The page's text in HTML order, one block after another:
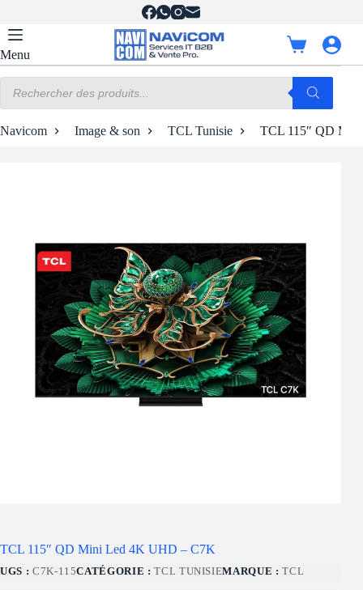
contenu
Menu
Panier
d’achat
produits
Navicom Image & son TCL Tunisie TCL 115″ QD
TCL 115″ QD Mini Led 4K UHD – C7K
UGS : C7K-115CATÉGORIE :TCL TUNISIEMARQUE :TCL